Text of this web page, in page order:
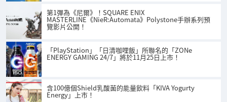
第1彈為《尼爾》！SQUARE ENIX
MASTERLINE《NieR:Automata》Polystone手辦系列預
覽影片公開！
「PlayStation」「日清咖哩飯」所聯名的「ZONe
ENERGY GAMING 24/7」將於11月25日上市！
含100億個Shield乳酸菌的能量飲料「KIVA Yogurty
Energy」上市！